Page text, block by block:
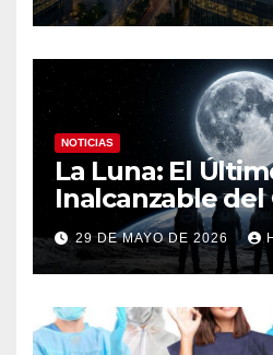
NOTICIAS
La Luna: El
Inalcanzable del
29 DE MAYO DE 2026